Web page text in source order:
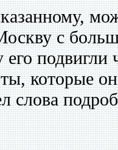
с
подвигли
которые
слова